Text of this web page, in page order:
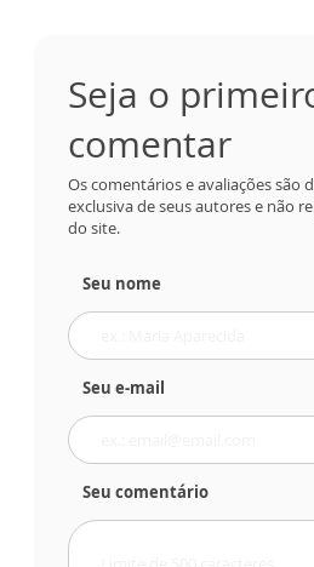
Seja o
comentar
Os comentários e avaliações são
exclusiva de seus autores e não
do site.
Seu nome
Seu e-mail
Seu comentário